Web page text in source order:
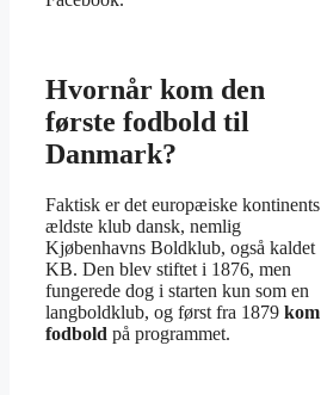
Hvornår kom den
første fodbold til
Danmark?
Faktisk er det europæiske kontinents
ældste klub dansk, nemlig
Kjøbenhavns Boldklub, også kaldet
KB. Den blev stiftet i 1876, men
fungerede dog i starten kun som en
langboldklub, og først fra 1879 kom
fodbold på programmet.